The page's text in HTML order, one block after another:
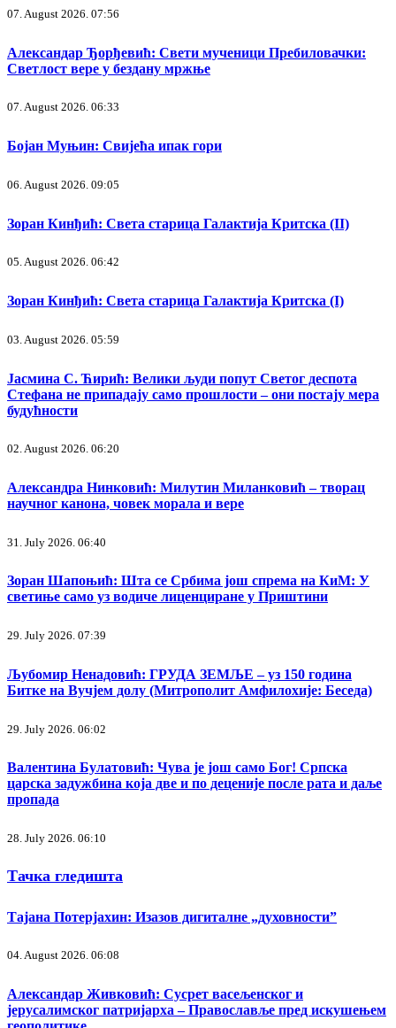
07. August 2026. 07:56
Александар Ђорђевић: Свети мученици Пребиловачки:
Светлост вере у бездану мржње
07. August 2026. 06:33
Бојан Муњин: Свијећа ипак гори
06. August 2026. 09:05
Зоран Кинђић: Света старица Галактија Критска (II)
05. August 2026. 06:42
Зоран Кинђић: Света старица Галактија Критска (I)
03. August 2026. 05:59
Јасмина С. Ћирић: Велики људи попут Светог деспота
Стефана не припадају само прошлости – они постају мера
будућности
02. August 2026. 06:20
Александра Нинковић: Милутин Миланковић – творац
научног канона, човек морала и вере
31. July 2026. 06:40
Зоран Шапоњић: Шта се Србима још спрема на КиМ: У
светиње само уз водиче лиценциране у Приштини
29. July 2026. 07:39
Љубомир Ненадовић: ГРУДА ЗЕМЉЕ – уз 150 година
Битке на Вучјем долу (Митрополит Амфилохије: Беседа)
29. July 2026. 06:02
Валентина Булатовић: Чува је још само Бог! Српска
царска задужбина која две и по деценије после рата и даље
пропада
28. July 2026. 06:10
Тачка гледишта
Тајана Потерјахин: Изазов дигиталне „духовности”
04. August 2026. 06:08
Александар Живковић: Сусрет васељенског и
јерусалимског патријарха – Православље пред искушењем